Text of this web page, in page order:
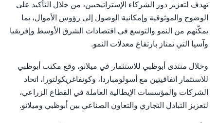
تهدف لتعزيز دور الشركاء الإستراتيجيين، من خلال التأكيد على
الوضوح والموثوقية وإمكانية الوصول إلى رؤوس الأموال، بما
يمكّنهم من النمو والتوسع في اقتصادات الشرق الأوسط وإفريقيا
وآسيا التي تمتاز بارتفاع معدلات النمو.
وخلال منتدى أبوظبي للاستثمار في ميلانو، وقع مكتب أبوظبي
للاستثمار اتفاقيتين مع أسولومباردا، وكونفاغريكولتورا، اتحاد
الشركات والمؤسسات الإيطالية العاملة في القطاع الزراعي،
لتعزيز التبادل التجاري والتعاون الصناعي بين أبوظبي وميلانو.